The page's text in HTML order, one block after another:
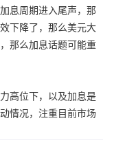
息周期进入尾声，那
下降了，那么美元大
那么加息话题可能重
高位下，以及加息是
情况，注重目前市场